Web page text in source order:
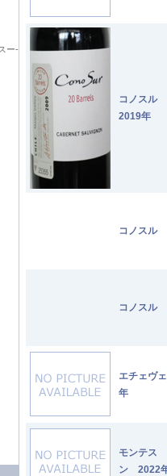
ー-
コノスル
2019年
コノスル
コノスル
エチェヴ
年
モンテス
ン 2022